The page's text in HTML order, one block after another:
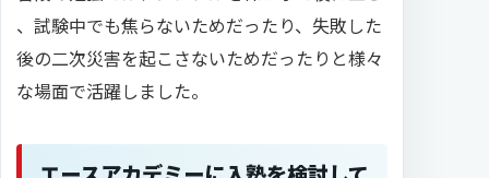
、試験中でも焦らないためだったり、失敗した
後の二次災害を起こさないためだったりと様々
な場面で活躍しました。